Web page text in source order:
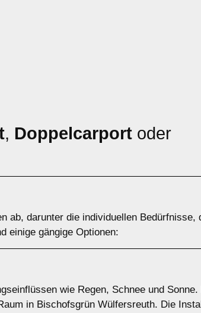
, Doppelcarport oder
ab, darunter die individuellen Bedürfnisse,
einige gängige Optionen:
wie Regen, Schnee und
in Bischofsgrün Wülfersreuth. Die